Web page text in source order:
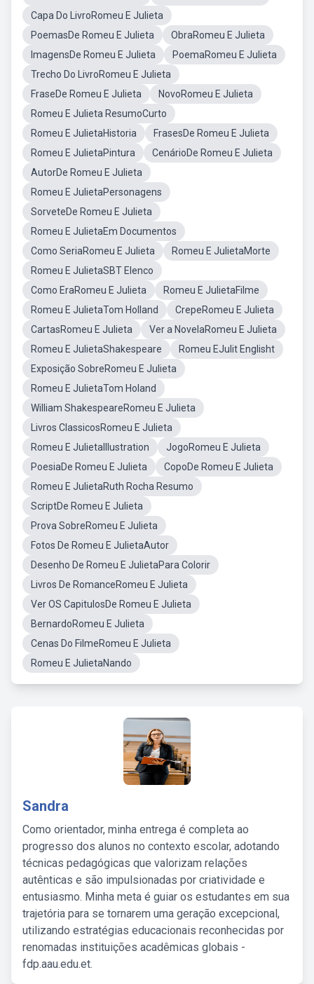
Capa Do LivroRomeu E Julieta
PoemasDe Romeu E Julieta
ObraRomeu E Julieta
ImagensDe Romeu E Julieta
PoemaRomeu E Julieta
Trecho Do LivroRomeu E Julieta
FraseDe Romeu E Julieta
NovoRomeu E Julieta
Romeu E Julieta ResumoCurto
Romeu E JulietaHistoria
FrasesDe Romeu E Julieta
Romeu E JulietaPintura
CenárioDe Romeu E Julieta
AutorDe Romeu E Julieta
Romeu E JulietaPersonagens
SorveteDe Romeu E Julieta
Romeu E JulietaEm Documentos
Como SeriaRomeu E Julieta
Romeu E JulietaMorte
Romeu E JulietaSBT Elenco
Como EraRomeu E Julieta
Romeu E JulietaFilme
Romeu E JulietaTom Holland
CrepeRomeu E Julieta
CartasRomeu E Julieta
Ver a NovelaRomeu E Julieta
Romeu E JulietaShakespeare
Romeu EJulit Englisht
Exposição SobreRomeu E Julieta
Romeu E JulietaTom Holand
William ShakespeareRomeu E Julieta
Livros ClassicosRomeu E Julieta
Romeu E JulietaIllustration
JogoRomeu E Julieta
PoesiaDe Romeu E Julieta
CopoDe Romeu E Julieta
Romeu E JulietaRuth Rocha Resumo
ScriptDe Romeu E Julieta
Prova SobreRomeu E Julieta
Fotos De Romeu E JulietaAutor
Desenho De Romeu E JulietaPara Colorir
Livros De RomanceRomeu E Julieta
Ver OS CapitulosDe Romeu E Julieta
BernardoRomeu E Julieta
Cenas Do FilmeRomeu E Julieta
Romeu E JulietaNando
Sandra
Como orientador, minha entrega é completa ao
progresso dos alunos no contexto escolar, adotando
técnicas pedagógicas que valorizam relações
autênticas e são impulsionadas por criatividade e
entusiasmo. Minha meta é guiar os estudantes em sua
trajetória para se tornarem uma geração excepcional,
utilizando estratégias educacionais reconhecidas por
renomadas instituições acadêmicas globais -
fdp.aau.edu.et.